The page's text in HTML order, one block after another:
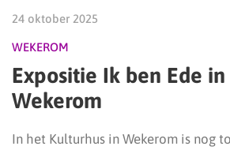
24 oktober 2025
WEKEROM
Expositie Ik ben Ede
Wekerom
In het Kulturhus in Wekerom is nog